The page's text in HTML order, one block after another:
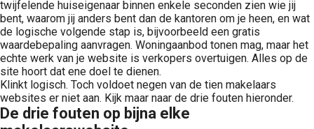
twijfelende huiseigenaar binnen enkele seconden zien wie jij
bent, waarom jij anders bent dan de kantoren om je heen, en wat
de logische volgende stap is, bijvoorbeeld een gratis
waardebepaling aanvragen. Woningaanbod tonen mag, maar het
echte werk van je website is verkopers overtuigen. Alles op de
site hoort dat ene doel te dienen.
Klinkt logisch. Toch voldoet negen van de tien makelaars
websites er niet aan. Kijk maar naar de drie fouten hieronder.
De drie fouten op bijna elke